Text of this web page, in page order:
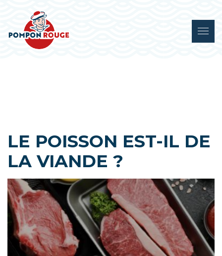
LE POISSON EST-IL DE
LA VIANDE ?